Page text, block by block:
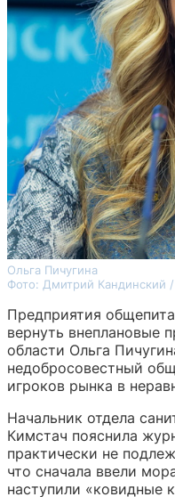
Ольга Пичугина
Фото: Дмитрий Кандинский
Предприятия
вернуть внеплановые
области Ольга
недобросовестный
игроков рынка в
Начальник отдела
Кимстач пояснила
практически не
что сначала ввели
наступили «ковидные